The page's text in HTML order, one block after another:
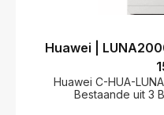
Huawei |
Huawei C-HUA-
Bestaande uit 3